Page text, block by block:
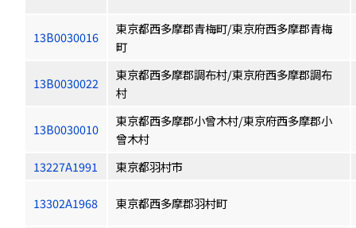
13B0030016
東京都西多摩郡青梅町/東京府西多摩郡青梅
町
13B0030022
東京都西多摩郡調布村/東京府西多摩郡調布
村
13B0030010
東京都西多摩郡小曾木村/東京府西多摩郡小
曾木村
13227A1991
東京都羽村市
13302A1968 東京都西多摩郡羽村町